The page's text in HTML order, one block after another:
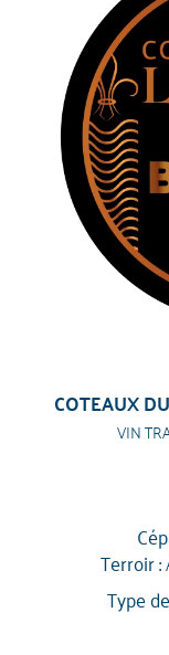
COTEAUX
VIN
Terroir :
Type